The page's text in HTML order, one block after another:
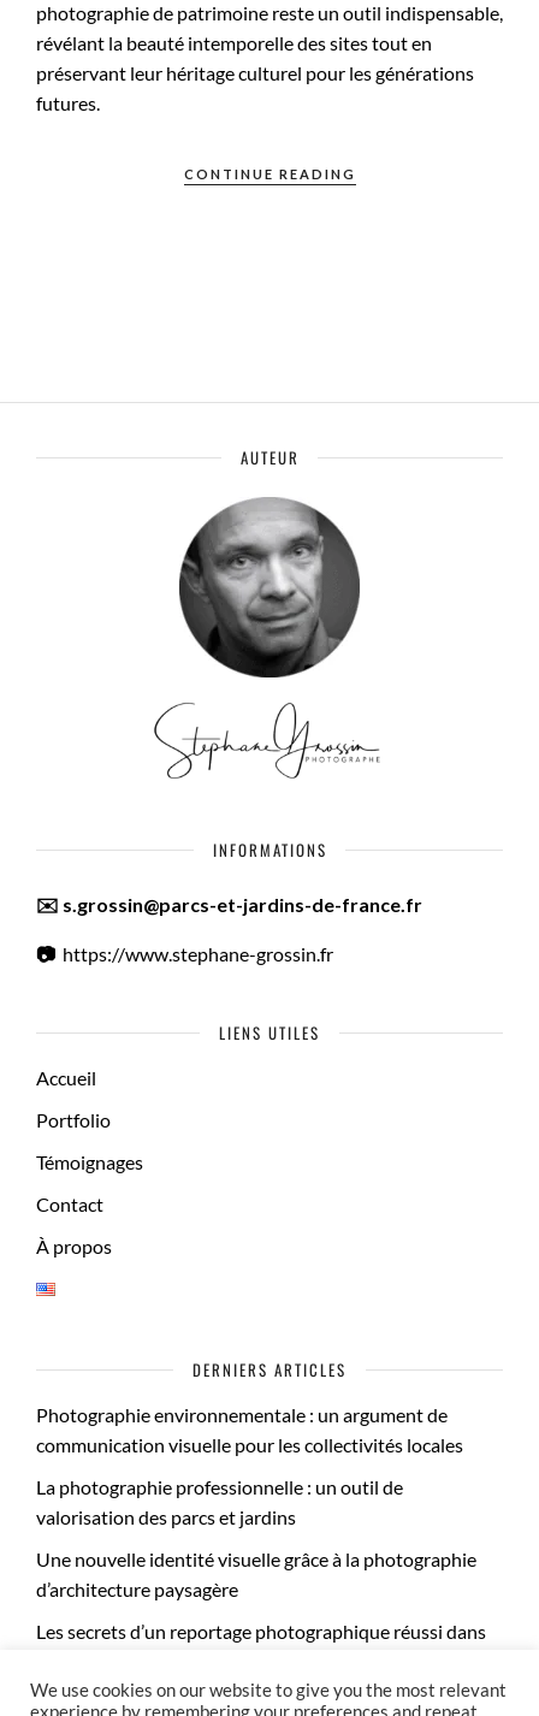
photographie de patrimoine reste un outil indispensable,
révélant la beauté intemporelle des sites tout en
préservant leur héritage culturel pour les générations
futures.
CONTINUE READING
AUTEUR
INFORMATIONS
✉️ s.grossin@parcs-et-jardins-de-france.fr
📷 https://www.stephane-grossin.fr
LIENS UTILES
Accueil
Portfolio
Témoignages
Contact
À propos
DERNIERS ARTICLES
Photographie environnementale : un argument de
communication visuelle pour les collectivités locales
La photographie professionnelle : un outil de
valorisation des parcs et jardins
Une nouvelle identité visuelle grâce à la photographie
d’architecture paysagère
Les secrets d’un reportage photographique réussi dans
We use cookies on our website to give you the most relevant
experience by remembering your preferences and repeat